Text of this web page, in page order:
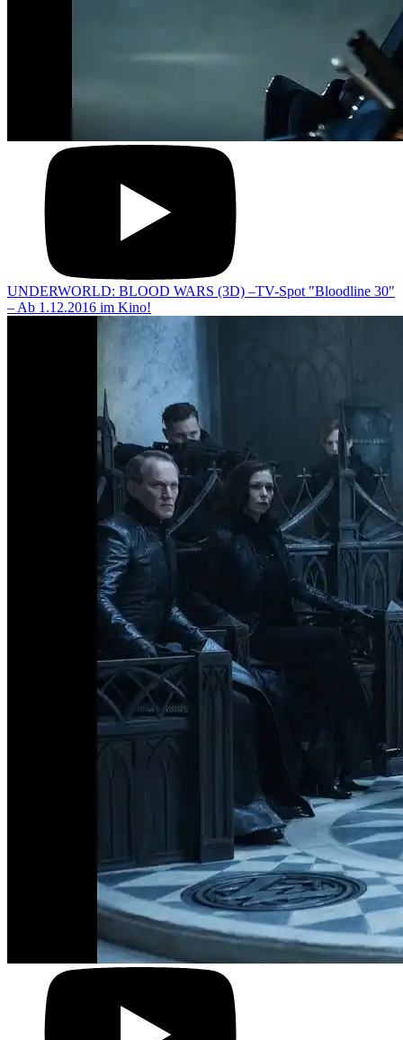
UNDERWORLD: BLOOD WARS (3D) –TV-Spot "Bloodline 30"
– Ab 1.12.2016 im Kino!